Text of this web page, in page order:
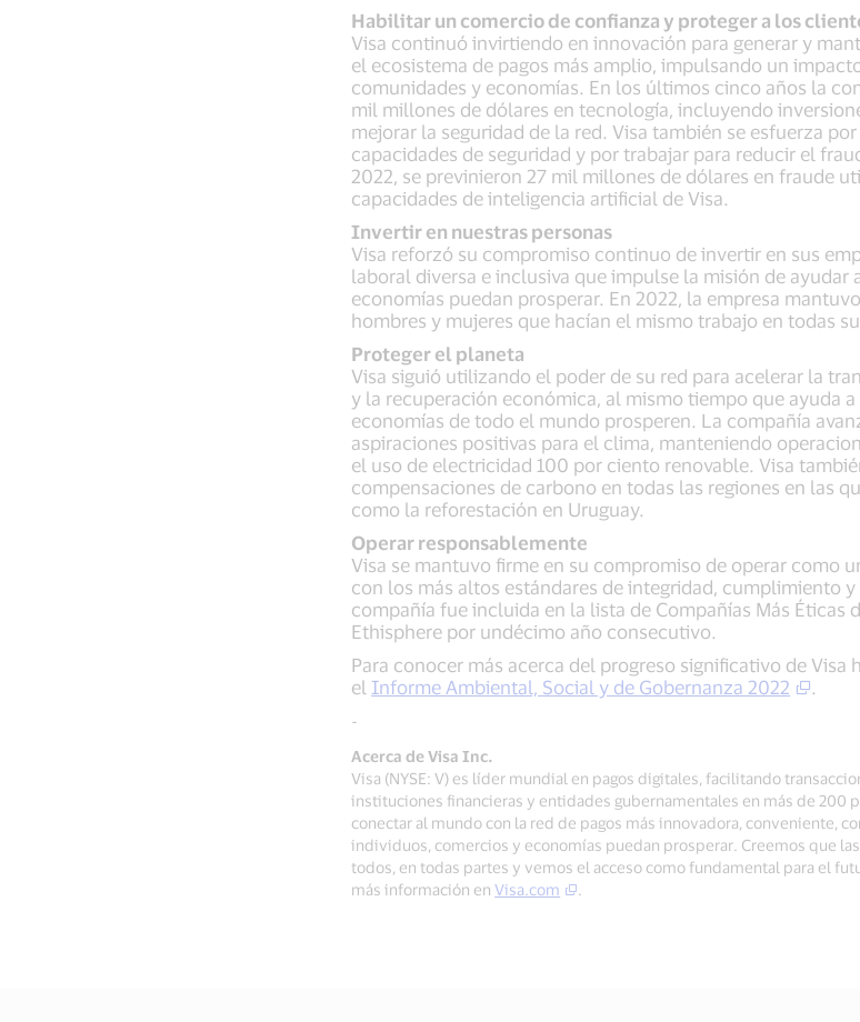
Habilitar un comercio de confianza y proteger a los
Visa continuó invirtiendo en innovación para generar y
el ecosistema de pagos más amplio, impulsando un
comunidades y economías. En los últimos cinco años la
mil millones de dólares en tecnología, incluyendo
mejorar la seguridad de la red. Visa también se esfuerza
capacidades de seguridad y por trabajar para reducir el
2022, se previnieron 27 mil millones de dólares en fraude
capacidades de inteligencia artificial de Visa.
Invertir en nuestras personas
Visa reforzó su compromiso continuo de invertir en sus
laboral diversa e inclusiva que impulse la misión de ayudar
economías puedan prosperar. En 2022, la empresa
hombres y mujeres que hacían el mismo trabajo en todas
Proteger el planeta
Visa siguió utilizando el poder de su red para acelerar la
y la recuperación económica, al mismo tiempo que ayuda
economías de todo el mundo prosperen. La compañía
aspiraciones positivas para el clima, manteniendo
el uso de electricidad 100 por ciento renovable. Visa
compensaciones de carbono en todas las regiones en las
como la reforestación en Uruguay.
Operar responsablemente
Visa se mantuvo firme en su compromiso de operar como
con los más altos estándares de integridad, cumplimiento y
compañía fue incluida en la lista de Compañías Más
Ethisphere por undécimo año consecutivo.
Para conocer más acerca del progreso significativo de Visa
elInforme Ambiental, Social y de Gobernanza 2022
.
-
Acerca de Visa Inc.
Visa (NYSE: V) es líder mundial en pagos digitales, facilitando
instituciones financieras y entidades gubernamentales en más de 200
conectar al mundo con la red de pagos más innovadora, conveniente,
individuos, comercios y economías puedan prosperar. Creemos que
todos, en todas partes y vemos el acceso como fundamental para el
más información enVisa.com